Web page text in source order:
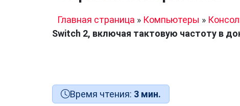
Главная страница » Компьютеры »
Switch 2, включая тактовую частоту в
Время чтения: 3 мин.